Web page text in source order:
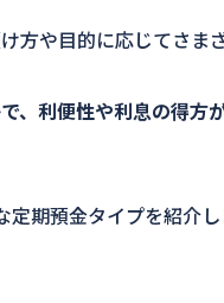
方や目的に応じてさま
、利便性や利息の得方
期預金タイプを紹介し